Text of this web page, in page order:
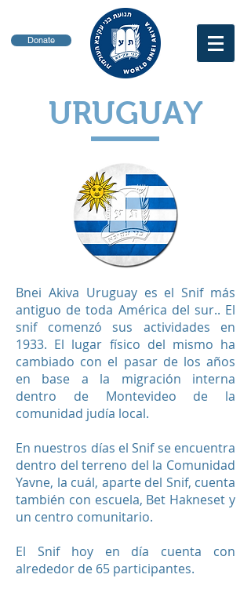
Donate
URUGUAY
Bnei Akiva Uruguay es el Snif más
antiguo de toda América del sur.. El
snif comenzó sus actividades en
1933. El lugar físico del mismo ha
cambiado con el pasar de los años
en base a la migración interna
dentro de Montevideo de la
comunidad judía local.
En nuestros días el Snif se encuentra
dentro del terreno del la Comunidad
Yavne, la cuál, aparte del Snif, cuenta
también con escuela, Bet Hakneset y
un centro comunitario.
El Snif hoy en día cuenta con
alrededor de 65 participantes.